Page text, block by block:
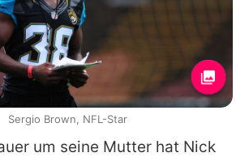
um seine Mutter hat Nick
Sergio Brown, NFL-Star